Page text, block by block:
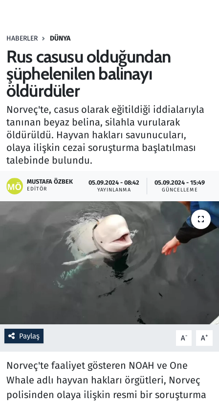
HABERLER DÜNYA
Rus casusu olduğundan
şüphelenilen balinayı
öldürdüler
Norveç'te, casus olarak eğitildiği iddialarıyla
tanınan beyaz belina, silahla vurularak
öldürüldü. Hayvan hakları savunucuları,
olaya ilişkin cezai soruşturma başlatılması
talebinde bulundu.
MUSTAFA ÖZBEK
EDITÖR
05.09.2024 - 08:42
YAYINLANMA
05.09.2024 - 15:49
GÜNCELLEME
Paylaş A- A+
Norveç'te faaliyet gösteren NOAH ve One
Whale adlı hayvan hakları örgütleri, Norveç
polisinden olaya ilişkin resmi bir soruşturma
Haber
Kültür Sanat
Kurumsal Haberler
Lezzet Durağı
Memur ve Kamu
Otomobil
Oyun
Resmi İlanlar
Rüya Tabirleri
Seçim 2023
Spor
Teknoloji ve Bilim